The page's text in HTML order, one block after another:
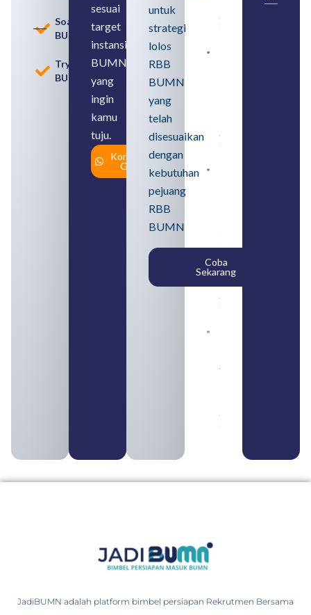
Soal
BUMN
Tryout
BUMN
sesuai
target
instansi
BUMN
yang
ingin
kamu
tuju.
Konsultasi
Gratis
untuk
strategi
lolos
RBB
BUMN
yang
telah
disesuaikan
dengan
kebutuhan
pejuang
RBB
BUMN
Coba
Sekarang
August 8,
2026
August 6,
2026
SMA
Syarat,
Posisi,
dan
Cara
Daftar
August 5,
2026
yang
August 4,
2026
JadiBUMN adalah platform bimbel persiapan Rekrutmen Bersama